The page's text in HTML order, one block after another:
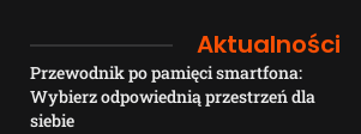
Aktualności
Przewodnik po pamięci smartfona:
Wybierz odpowiednią przestrzeń dla
siebie